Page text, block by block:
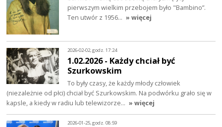
pierwszym wielkim przebojem było "Bambino”.
Ten utwór z 1956… » więcej
2026-02-02, godz. 17:24
1.02.2026 - Każdy chciał być
Szurkowskim
To były czasy, że każdy młody człowiek
(niezależnie od płci) chciał być Szurkowskim. Na podwórku grało się w
kapsle, a kiedy w radiu lub telewizorze… » więcej
2026-01-25, godz. 08:59